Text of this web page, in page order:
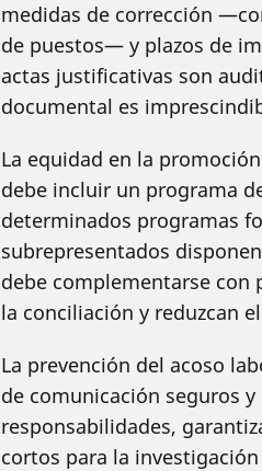
medidas de corrección
de puestos— y plazos de
actas justificativas son
documental es
La equidad en la
debe incluir un programa
determinados programas
subrepresentados
debe complementarse con
la conciliación y reduzcan
La prevención del acoso
de comunicación seguros
responsabilidades,
cortos para la